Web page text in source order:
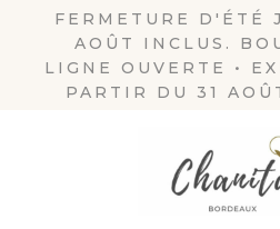
FERMETURE D'ÉTÉ
AOÛT INCLUS.
LIGNE OUVERTE •
PARTIR DU 31